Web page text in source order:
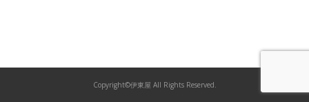
Copyright©伊東屋 All Rights Reserved.